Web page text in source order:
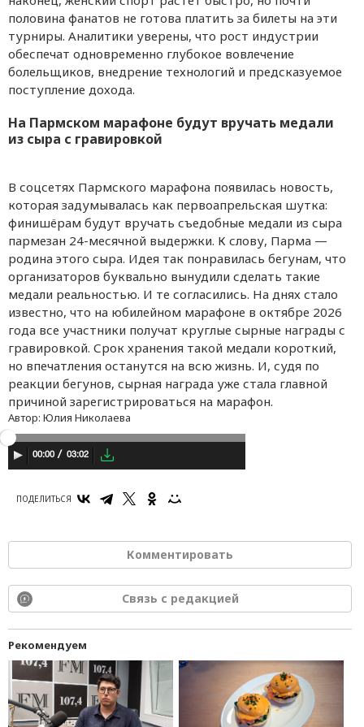
половина фанатов не готова платить за билеты на эти
турниры. Аналитики уверены, что рост индустрии
обеспечат одновременно глубокое вовлечение
болельщиков, внедрение технологий и предсказуемое
поступление дохода.
На Пармском марафоне будут вручать медали
из сыра с гравировкой
В соцсетях Пармского марафона появилась новость,
которая задумывалась как первоапрельская шутка:
финишёрам будут вручать съедобные медали из сыра
пармезан 24-месячной выдержки. К слову, Парма —
родина этого сыра. Идея так понравилась бегунам, что
организаторов буквально вынудили сделать такие
медали реальностью. И те согласились. На днях стало
известно, что на юбилейном марафоне в октябре 2026
года все участники получат круглые сырные награды с
гравировкой. Срок хранения такой медали короткий,
но впечатления останутся на всю жизнь. И, судя по
реакции бегунов, сырная награда уже стала главной
причиной зарегистрироваться на марафон.
Автор: Юлия Николаева
00:00 03:02
ПОДЕЛИТЬСЯ
Комментировать
Связь с редакцией
Рекомендуем